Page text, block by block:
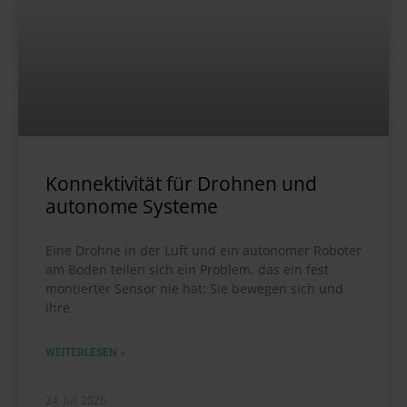
Konnektivität für Drohnen und
autonome Systeme
Eine Drohne in der Luft und ein autonomer Roboter
am Boden teilen sich ein Problem, das ein fest
montierter Sensor nie hat: Sie bewegen sich und
ihre
WEITERLESEN »